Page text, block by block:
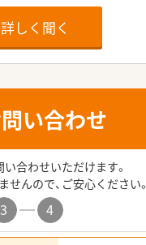
しく聞く
い合わせ
合わせいただけます。
んので、ご安心ください。
3 4